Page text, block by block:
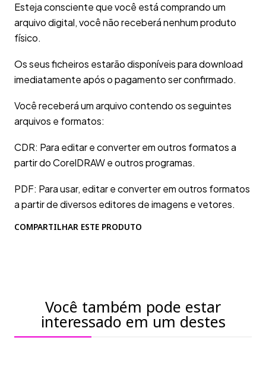
Esteja consciente que você está comprando um
arquivo digital, você não receberá nenhum produto
físico.
Os seus ficheiros estarão disponíveis para download
imediatamente após o pagamento ser confirmado.
Você receberá um arquivo contendo os seguintes
arquivos e formatos:
CDR: Para editar e converter em outros formatos a
partir do CorelDRAW e outros programas.
PDF: Para usar, editar e converter em outros formatos
a partir de diversos editores de imagens e vetores.
COMPARTILHAR ESTE PRODUTO
Você também pode estar
interessado em um destes